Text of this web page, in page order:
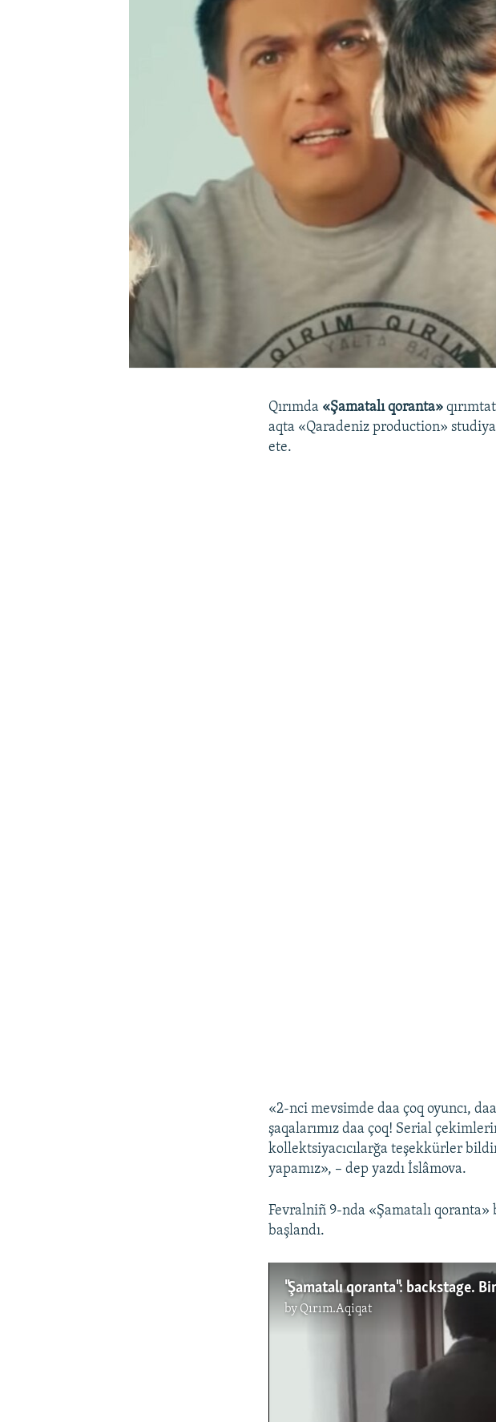
Qırımda «Şamatalı qoranta»
aqta «Qaradeniz production»
ete.
«2-nci mevsimde daa çoq oyuncı,
şaqalarımız daa çoq! Serial
kollektsiyacıcılarğa teşekkürler
yapamız», – dep yazdı İslâmova.
Fevralniñ 9-nda «Şamatalı
başlandı.
by Qırım.Aqiqat
No